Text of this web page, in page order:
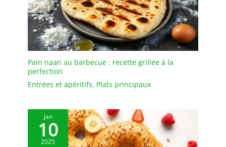
jeu d'enfant, à la main ou
au lave-vaisselle. Les
assiettes de service
s'empilent facilement
pour économiser de
l'espace dans votre
Pain naan au barbecue : recette grillée à la
perfection
Entrées et apéritifs, Plats principaux
Jan
10
2025